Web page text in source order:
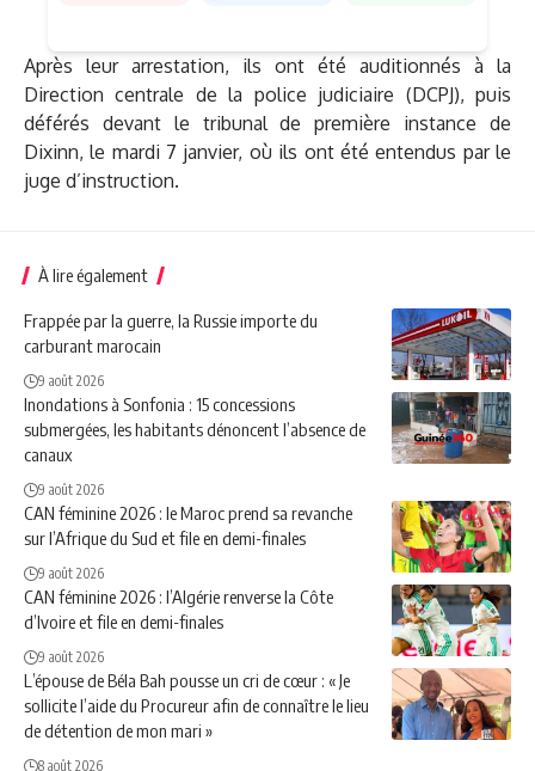
Après leur arrestation, ils ont été auditionnés à la
Direction centrale de la police judiciaire (DCPJ), puis
déférés devant le tribunal de première instance de
Dixinn, le mardi 7 janvier, où ils ont été entendus par le
juge d’instruction.
À lire également
Frappée par la guerre, la Russie importe du
carburant marocain
9 août 2026
Inondations à Sonfonia : 15 concessions
submergées, les habitants dénoncent l’absence de
canaux
9 août 2026
CAN féminine 2026 : le Maroc prend sa revanche
sur l’Afrique du Sud et file en demi-finales
9 août 2026
CAN féminine 2026 : l’Algérie renverse la Côte
d’Ivoire et file en demi-finales
9 août 2026
L’épouse de Béla Bah pousse un cri de cœur : « Je
sollicite l’aide du Procureur afin de connaître le lieu
de détention de mon mari »
8 août 2026